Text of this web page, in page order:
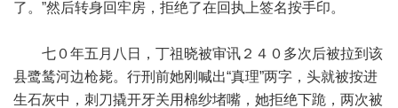
了。”然后转身回牢房，拒绝了在回执上签名按手印。
七０年五月八日，丁祖晓被审讯２４０多次后被拉到该
县鹭鸶河边枪毙。行刑前她刚喊出“真理”两字，头就被按进
生石灰中，刺刀撬开牙关用棉纱堵嘴，她拒绝下跪，两次被